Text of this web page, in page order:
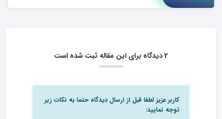
2 دیدگاه برای این مقاله ثبت شده است
کاربر عزیز لطفا قبل از ارسال دیدگاه حتما به نکات زیر
توجه نمایید: